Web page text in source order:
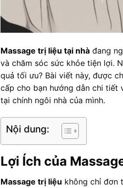
Massage trị liệu tại nhàđang
và chăm sóc sức khỏe tiện lợi.
quả tối ưu? Bài viết này, được
cấp cho bạn hướng dẫn chi tiết
tại chính ngôi nhà của mình.
Nội dung:
Lợi Ích của
Massage trị liệu không chỉ đơn